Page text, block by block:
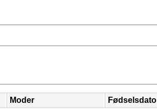
Moder Fødselsdato